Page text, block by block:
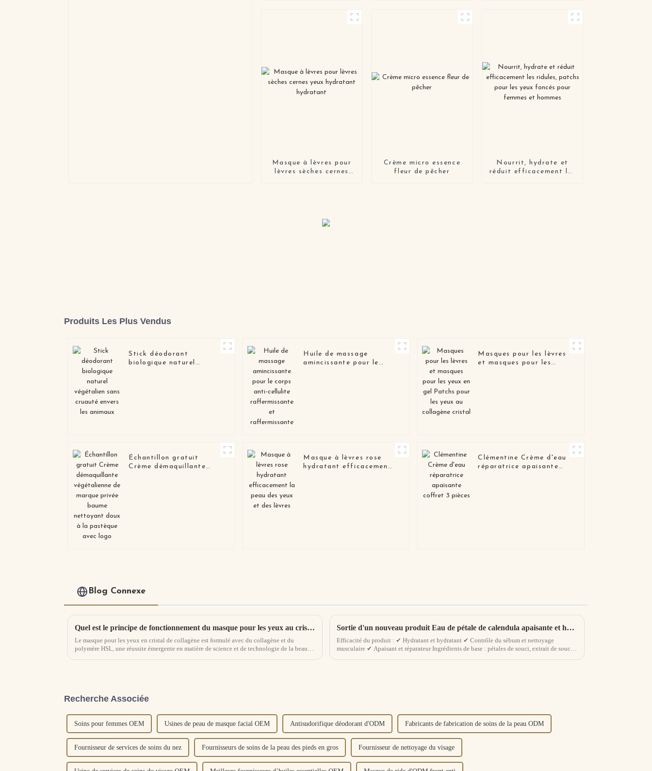
produits de soins de la
Masque à lèvres pour
lèvres sèches cernes
Crème micro essence
fleur de pêcher
Nourrit, hydrate et
réduit efficacement les
Produits Les Plus Vendus
Stick déodorant
biologique naturel
Huile de massage
amincissante pour le
Masques pour les lèvres
et masques pour les
Échantillon gratuit
Crème démaquillante
Masque à lèvres rose
hydratant efficacement
Clémentine Crème d'eau
réparatrice apaisante
Blog Connexe
Quel est le principe de fonctionnement du masque pour les yeux au cristal de collagène ?
Le masque pour les yeux en cristal de collagène est formulé avec du collagène et du
polymère HSL, une réussite émergente en matière de science et de technologie de la beauté
Sortie d'un nouveau produit Eau de pétale de calendula apaisante et hydratante
Efficacité du produit : ✔ Hydratant et hydratant ✔ Contrôle du sébum et nettoyage
musculaire ✔ Apaisant et réparateur Ingrédients de base : pétales de souci, extrait de souci,
Recherche Associée
Soins pour femmes OEM Usines de peau de masque facial OEM Antisudorifique déodorant d'ODM Fabricants de fabrication de soins de la peau ODM
Fournisseur de services de soins du nez Fournisseurs de soins de la peau des pieds en gros Fournisseur de nettoyage du visage